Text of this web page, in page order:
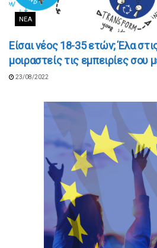
ΝΈΑ
Είσαι νέος 18-35 ετών; Έλα
μοιραστείς τις εμπειρίες σου
23/08/2022